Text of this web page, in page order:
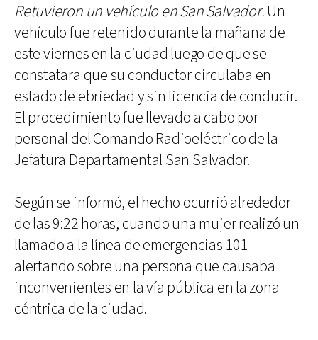
Retuvieron un vehículo en San Salvador.Un
vehículo fue retenido durante la mañana de
este viernes en la ciudad luego de que se
constatara que su conductor circulaba en
estado de ebriedad y sin licencia de conducir.
El procedimiento fue llevado a cabo por
personal del Comando Radioeléctrico de la
Jefatura Departamental San Salvador.
Según se informó, el hecho ocurrió alrededor
de las 9:22 horas, cuando una mujer realizó un
llamado a la línea de emergencias 101
alertando sobre una persona que causaba
inconvenientes en la vía pública en la zona
céntrica de la ciudad.